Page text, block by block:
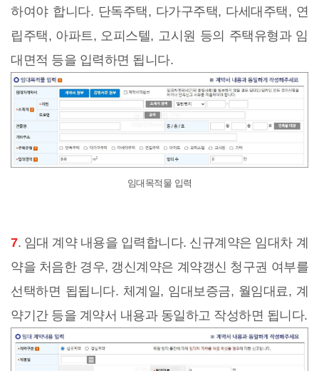
하여야 합니다. 단독주택, 다가구주택, 다세대주택, 연
립주택, 아파트, 오피스텔, 고시원 등의 주택유형과 임
대면적 등을 입력하면 됩니다.
임대목적물 입력
7. 임대 계약 내용을 입력합니다. 신규계약은 임대차 계
약을 처음한 경우, 갱신계약은 계약갱신 청구권 여부를
선택하면 됩됩니다. 체계일, 임대보증금, 월임대료, 계
약기간 등을 계약서 내용과 동일하고 작성하면 됩니다.